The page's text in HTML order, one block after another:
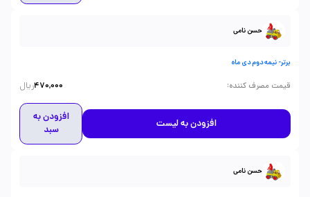
حسن نامی
برتر- نیمه دوم دی ماه
قیمت مصرف کننده:
470,000ریال
افزودن به لیست
افزودن به
سبد
حسن نامی